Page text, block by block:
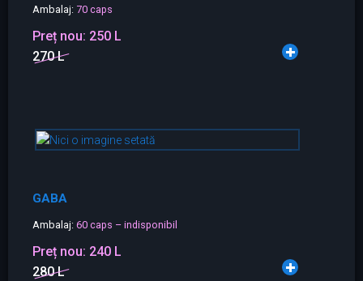
Ambalaj: 70 caps
Preț nou: 250 L
270 L
GABA
Ambalaj: 60 caps – indisponibil
Preț nou: 240 L
280 L